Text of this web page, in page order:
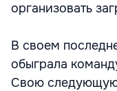
организовать
В своем
обыграла
Свою